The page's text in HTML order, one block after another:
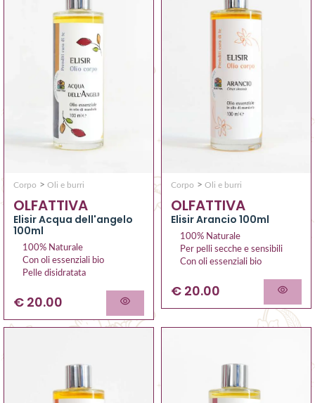
Corpo > Oli e burri
OLFATTIVA
Elisir Acqua dell'angelo
100ml
100% Naturale
Con oli essenziali bio
Pelle disidratata
€ 20.00
Corpo > Oli e burri
OLFATTIVA
Elisir Arancio 100ml
100% Naturale
Per pelli secche e sensibili
Con oli essenziali bio
€ 20.00